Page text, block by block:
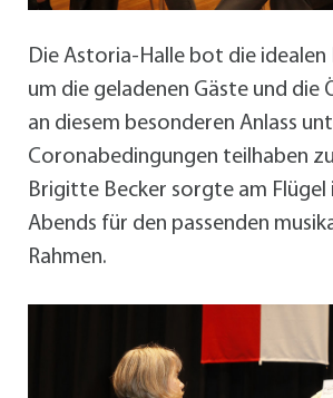
Die Astoria-Halle bot die idealen
um die geladenen Gäste und die
an diesem besonderen Anlass
Coronabedingungen teilhaben
Brigitte Becker sorgte am Flügel
Abends für den passenden
Rahmen.